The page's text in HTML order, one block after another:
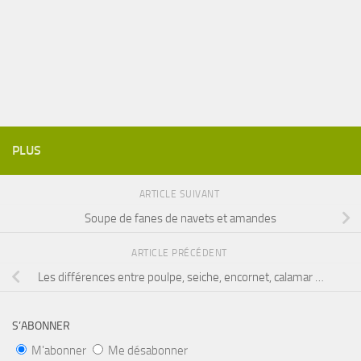
PLUS
ARTICLE SUIVANT
Soupe de fanes de navets et amandes
ARTICLE PRÉCÉDENT
Les différences entre poulpe, seiche, encornet, calamar …
S’ABONNER
M'abonner Me désabonner